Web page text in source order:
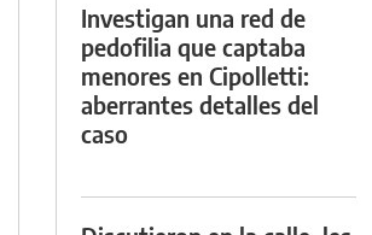
Investigan una red de
pedofilia que captaba
menores en Cipolletti:
aberrantes detalles del
caso